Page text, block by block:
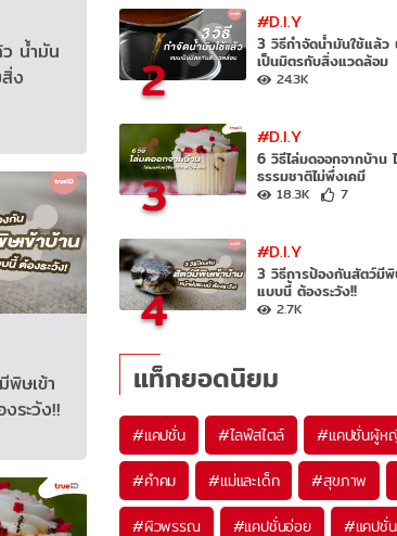
น้ำมัน
ง
ษเข้า
ระวัง!!
2
#D.I.Y
3 วิธีกำจัดน้ำมันใช้แล้ว
เป็นมิตรกับสิ่งแวดล้อม
24.3K
3
#D.I.Y
6 วิธีไล่มดออกจากบ้าน
ธรรมชาติไม่พึ่งเคมี
18.3K 7
4
#D.I.Y
3 วิธีการป้องกันสัตว์มีพิ
แบบนี้ ต้องระวัง!!
2.7K
แท็กยอดนิยม
#แคปชั่น #ไลฟ์สไตล์ #แคปชั่นผู้ห
#คำคม #แม่และเด็ก #สุขภาพ
#ผิวพรรณ #แคปชั่นอ่อย #แคปชั่